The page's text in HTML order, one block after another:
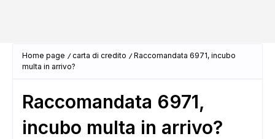
Home page carta di credito
Raccomandata 6971, incubo
multa in arrivo?
Raccomandata 6971,
incubo multa in arrivo?